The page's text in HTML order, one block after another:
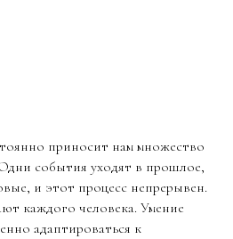
приносит нам множество
события уходят в прошлое,
и этот процесс непрерывен.
каждого человека. Умение
адаптироваться к